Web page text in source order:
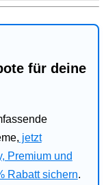
für deine
jetzt
Premium und
Rabatt sichern.